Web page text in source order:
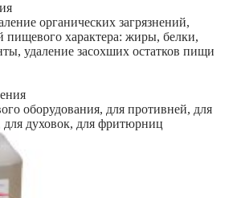
органических загрязнений,
пищевого характера: жиры, белки,
удаление засохших остатков пищи
оборудования, для противней, для
для духовок, для фритюрниц